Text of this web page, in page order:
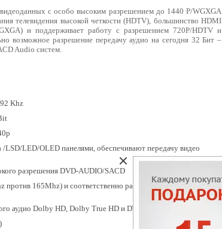
с особо высоким разрешением до 1440 P/WGXGA
телевидения высокой четкости (HDTV), большинство HDMI
и поддерживает работу с разрешением 720P/HDTV и
возможное разрешение передачу аудио на сегодня 32 Бит –
Audio систем.
Khz
LED/OLED панелями, обеспечивают передачу видео
разрешения DVD-AUDIO/SACD
165Mhz) и соответственно расширенной до 10.2
аудио Dolby HD, Dolby True HD и DTS-HD Master Audio)